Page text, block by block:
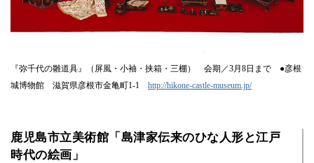
『弥千代の雛道具』（屏風・小袖・挟箱・三棚） 会期／3月8日まで ●彦根
城博物館 滋賀県彦根市金亀町1-1 http://hikone-castle-museum.jp/
鹿児島市立美術館「島津家伝来のひな人形と江戸
時代の絵画」